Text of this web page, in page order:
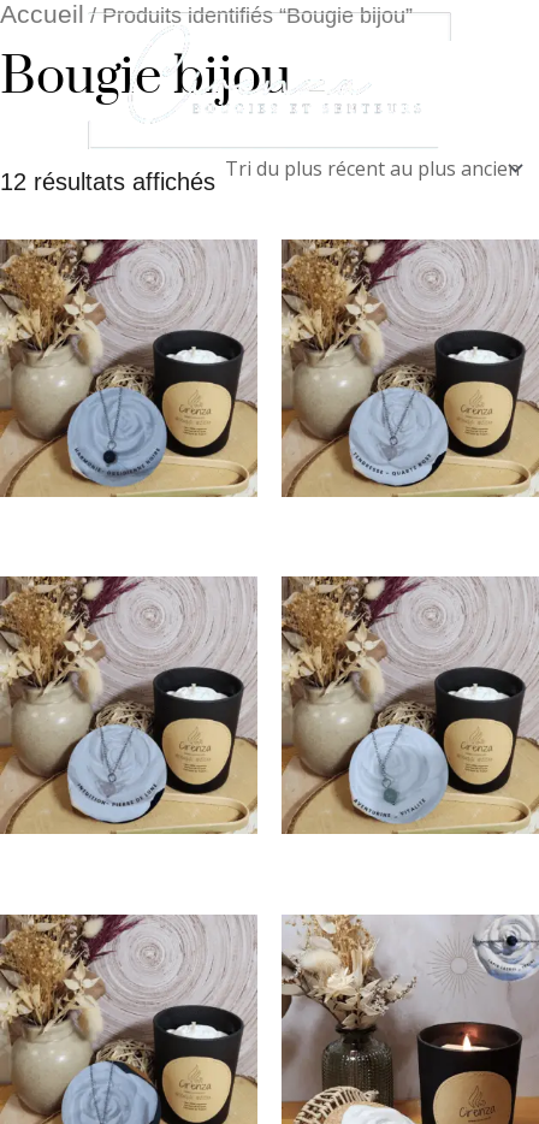
Aller
contenu
Accueil/ Produits identifiés “Bougie bijou”
Bougie bijou
12 résultats affichés
Trié
plus
récent
au
ancien